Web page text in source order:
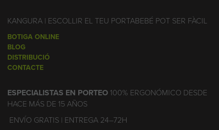
KANGURA | ESCOLLIR EL TEU PORTABEBÉ POT SER FÀCIL
BOTIGA ONLINE
BLOG
DISTRIBUCIÓ
CONTACTE
ESPECIALISTAS EN PORTEO100% ERGONÓMICO DESDE
HACE MÁS DE 15 AÑOS
ENVÍO GRATIS | ENTREGA 24–72H